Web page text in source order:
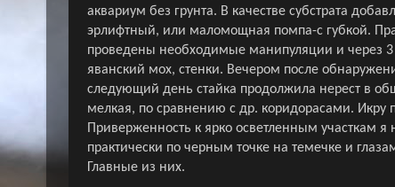
аквариум без грунта. В качестве субстрата
эрлифтный, или маломощная помпа-с губкой.
проведены необходимые манипуляции и через
яванский мох, стенки. Вечером после
следующий день стайка продолжила нерест в
мелкая, по сравнению с др. коридорасами. Икру
Приверженность к ярко осветленным участкам я
практически по черным точке на темечке и
Главные из них.